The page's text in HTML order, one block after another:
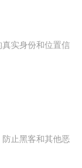
实身份和位置信
止黑客和其他恶